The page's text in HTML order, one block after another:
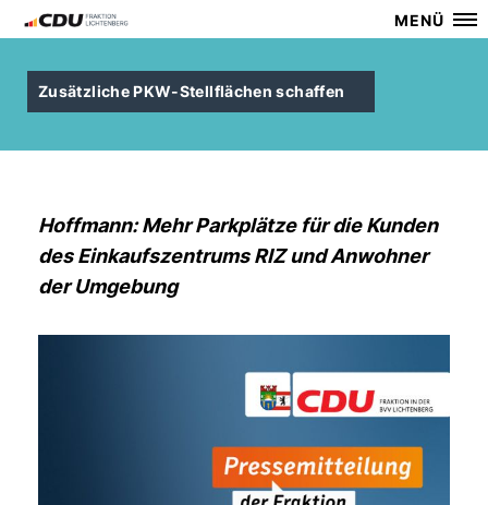
MENÜ
Zusätzliche PKW-Stellflächen schaffen
Hoffmann: Mehr Parkplätze für die Kunden
des Einkaufszentrums RIZ und Anwohner
der Umgebung